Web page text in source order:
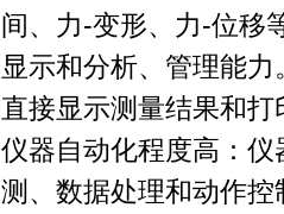
间、力-变形、力-位移
显示和分析、管理能
直接显示测量结果和
仪器自动化程度高：
测、数据处理和动作